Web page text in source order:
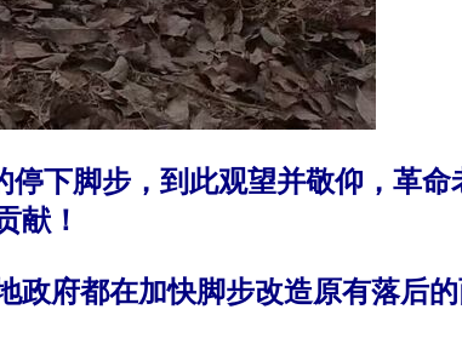
下脚步，到此观望并敬仰，革
献！
府都在加快脚步改造原有落后